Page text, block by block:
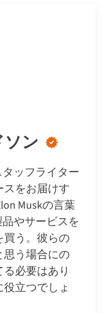
ソン
タッフライター
をお届けす
Muskの言葉
やサービスを
買う。彼らの
思う場合にの
必要はあり
立つでしょ